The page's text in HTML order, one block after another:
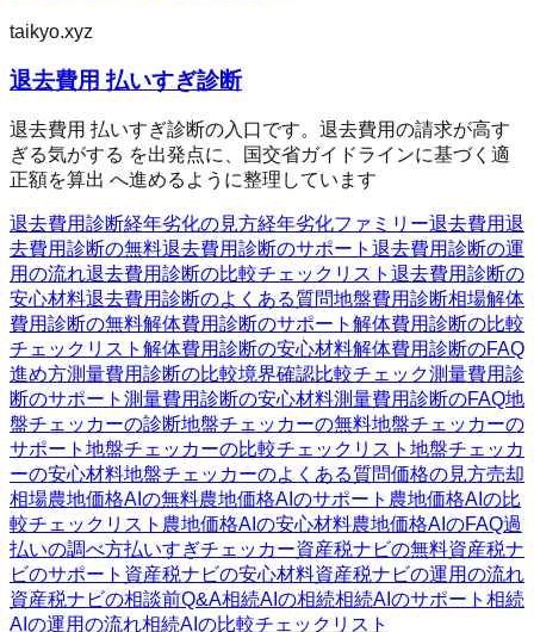
taikyo.xyz
退去費用 払いすぎ診断
退去費用 払いすぎ診断の入口です。退去費用の請求が高す
ぎる気がする を出発点に、国交省ガイドラインに基づく適
正額を算出 へ進めるように整理しています
退去費用診断経年劣化の見方経年劣化ファミリー退去費用退
去費用診断の無料退去費用診断のサポート 退去費用診断の運
用の流れ退去費用診断の比較チェックリスト 退去費用診断の
安心材料退去費用診断のよくある質問地盤費用診断相場解体
費用診断の無料解体費用診断のサポート 解体費用診断の比較
チェックリスト 解体費用診断の安心材料解体費用診断のFAQ
進め方測量費用診断の比較境界確認比較チェック測量費用診
断のサポート 測量費用診断の安心材料測量費用診断のFAQ地
盤チェッカーの診断地盤チェッカーの無料地盤チェッカーの
サポート 地盤チェッカーの比較チェックリスト 地盤チェッカ
ーの安心材料地盤チェッカーのよくある質問価格の見方売却
相場農地価格AIの無料農地価格AIのサポート 農地価格AIの比
較チェックリスト 農地価格AIの安心材料農地価格AIのFAQ過
払いの調べ方払いすぎチェッカー資産税ナビの無料資産税ナ
ビのサポート 資産税ナビの安心材料資産税ナビの運用の流れ
資産税ナビの相談前Q&A相続AIの相続相続AIのサポート 相続
AIの運用の流れ相続AIの比較チェックリスト